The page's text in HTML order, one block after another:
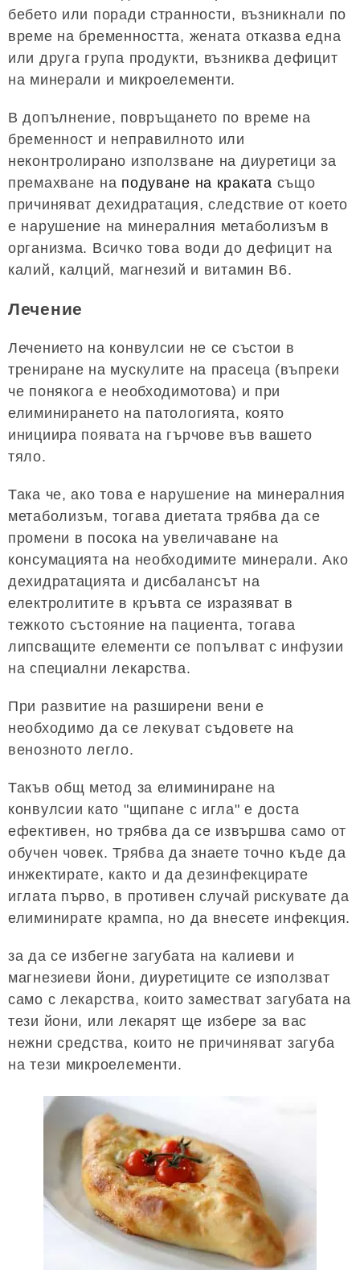
бебето или поради странности, възникнали по
време на бременността, жената отказва една
или друга група продукти, възниква дефицит
на минерали и микроелементи.
В допълнение, повръщането по време на
бременност и неправилното или
неконтролирано използване на диуретици за
премахване на подуване на краката също
причиняват дехидратация, следствие от което
е нарушение на минералния метаболизъм в
организма. Всичко това води до дефицит на
калий, калций, магнезий и витамин В6.
Лечение
Лечението на конвулсии не се състои в
трениране на мускулите на прасеца (въпреки
че понякога е необходимотова) и при
елиминирането на патологията, която
инициира появата на гърчове във вашето
тяло.
Така че, ако това е нарушение на минералния
метаболизъм, тогава диетата трябва да се
промени в посока на увеличаване на
консумацията на необходимите минерали. Ако
дехидратацията и дисбалансът на
електролитите в кръвта се изразяват в
тежкото състояние на пациента, тогава
липсващите елементи се попълват с инфузии
на специални лекарства.
При развитие на разширени вени е
необходимо да се лекуват съдовете на
венозното легло.
Такъв общ метод за елиминиране на
конвулсии като "щипане с игла" е доста
ефективен, но трябва да се извършва само от
обучен човек. Трябва да знаете точно къде да
инжектирате, както и да дезинфекцирате
иглата първо, в противен случай рискувате да
елиминирате крампа, но да внесете инфекция.
за да се избегне загубата на калиеви и
магнезиеви йони, диуретиците се използват
само с лекарства, които заместват загубата на
тези йони, или лекарят ще избере за вас
нежни средства, които не причиняват загуба
на тези микроелементи.